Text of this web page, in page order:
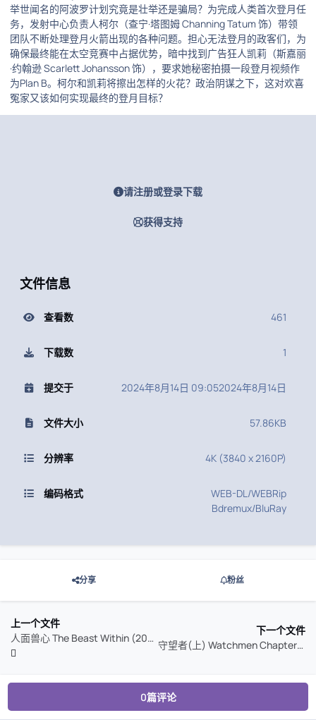
举世闻名的阿波罗计划究竟是壮举还是骗局？为完成人类首次登月任
务，发射中心负责人柯尔（查宁·塔图姆 Channing Tatum 饰）带领
团队不断处理登月火箭出现的各种问题。担心无法登月的政客们，为
确保最终能在太空竞赛中占据优势，暗中找到广告狂人凯莉（斯嘉丽
·约翰逊 Scarlett Johansson 饰），要求她秘密拍摄一段登月视频作
为Plan B。柯尔和凯莉将擦出怎样的火花？政治阴谋之下，这对欢喜
冤家又该如何实现最终的登月目标？
请注册或登录下载
获得支持
文件信息
查看数 461
下载数 1
提交于 2024年8月14日 09:052024年8月14日
文件大小 57.86KB
分辨率 4K (3840 x 2160P)
编码格式
WEB-DL/WEBRip
Bdremux/BluRay
分享 粉丝
上一个文件
人面兽心 The Beast Within (2024)
下一个文件
守望者(上) Watchmen Chapters I (2024)
0篇评论